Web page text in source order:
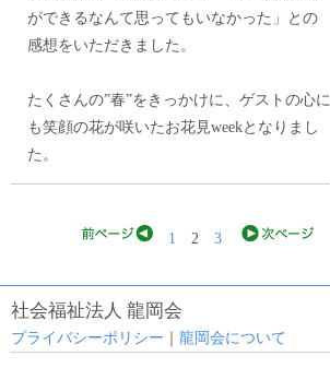
ができるなんて思ってもいなかった」との
感想をいただきました。
たくさんの”春”をきっかけに、ゲストの心に
も笑顔の花が咲いたお花見weekとなりまし
た。
1 2 3
社会福祉法人 龍岡会
プライバシーポリシー ｜ 龍岡会について